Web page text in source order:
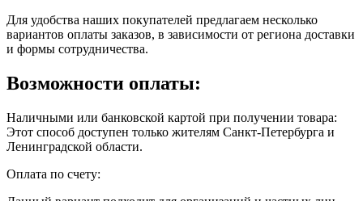
Для удобства наших покупателей предлагаем несколько
вариантов оплаты заказов, в зависимости от региона доставки
и формы сотрудничества.
Возможности оплаты:
Наличными или банковской картой при получении товара:
Этот способ доступен только жителям Санкт-Петербурга и
Ленинградской области.
Оплата по счету: